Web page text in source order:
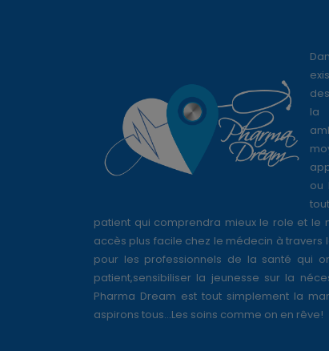
la
ou
patient qui comprendra mieux le role et le
accès plus facile chez le médecin à
pour les professionnels de la santé qui
patient,sensibiliser la jeunesse sur la
Pharma Dream est tout simplement la
aspirons tous...Les soins comme on en rêve!